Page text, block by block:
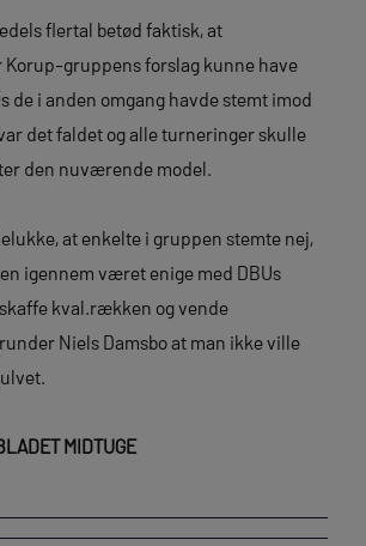
flertal betød faktisk, at
gruppens forslag kunne have
de i anden omgang havde stemt imod
det faldet og alle turneringer skulle
den nuværende model.
at enkelte i gruppen stemte nej,
igennem været enige med DBUs
kval.rækken og vende
Niels Damsbo at man ikke ville
MIDTUGE